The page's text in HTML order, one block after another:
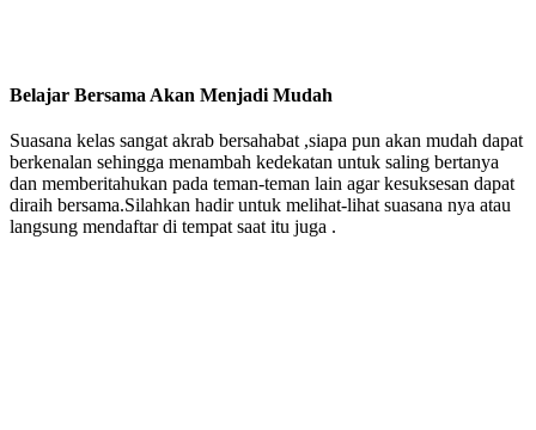
Belajar Bersama Akan Menjadi Mudah
Suasana kelas sangat akrab bersahabat ,siapa pun akan mudah dapat
berkenalan sehingga menambah kedekatan untuk saling bertanya
dan memberitahukan pada teman-teman lain agar kesuksesan dapat
diraih bersama.Silahkan hadir untuk melihat-lihat suasana nya atau
langsung mendaftar di tempat saat itu juga .